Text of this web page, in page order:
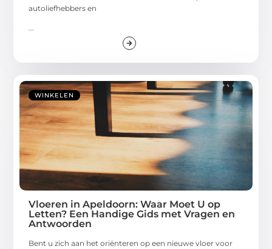
autoliefhebbers en
...
WINKELEN
Vloeren in Apeldoorn: Waar Moet U op
Letten? Een Handige Gids met Vragen en
Antwoorden
Bent u zich aan het oriënteren op een nieuwe vloer voor